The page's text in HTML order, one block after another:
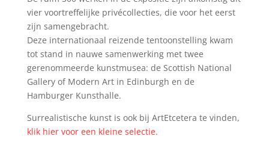
vier voortreffelijke privécollecties, die voor het eerst
zijn samengebracht.
Deze internationaal reizende tentoonstelling kwam
tot stand in nauwe samenwerking met twee
gerenommeerde kunstmusea: de Scottish National
Gallery of Modern Art in Edinburgh en de
Hamburger Kunsthalle.
Surrealistische kunst is ook bij ArtEtcetera te vinden,
klik hier voor een kleine selectie.